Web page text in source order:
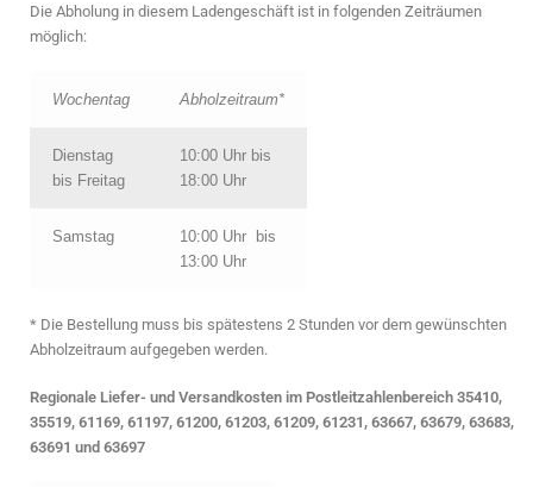
Die Abholung in diesem Ladengeschäft ist in folgenden Zeiträumen
möglich:
Wochentag Abholzeitraum*
Dienstag
bis Freitag
10:00 Uhr bis
18:00 Uhr
Samstag
10:00 Uhr bis
13:00 Uhr
* Die Bestellung muss bis spätestens 2 Stunden vor dem gewünschten
Abholzeitraum aufgegeben werden.
Regionale Liefer- und Versandkosten im Postleitzahlenbereich 35410,
35519, 61169, 61197, 61200, 61203, 61209, 61231, 63667, 63679, 63683,
63691 und 63697